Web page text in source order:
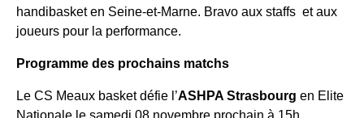
handibasket en Seine-et-Marne. Bravo aux staffs et aux
joueurs pour la performance.
Programme des prochains matchs
Le CS Meaux basket défie l’ASHPA Strasbourg en Elite
Nationale le samedi 08 novembre prochain à 15h.